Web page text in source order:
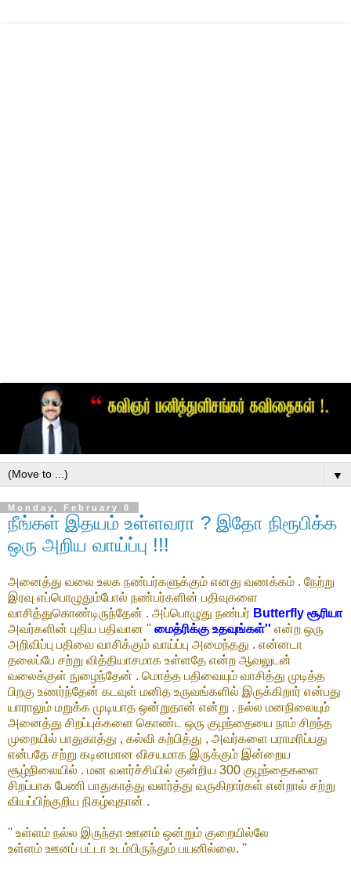
▼
Monday, February 8
நீங்கள் இதயம் உள்ளவரா ? இதோ நிரூபிக்க
ஒரு அறிய வாய்ப்பு !!!
அனைத்து வலை உலக நண்பர்களுக்கும் எனது வணக்கம் . நேற்று
இரவு எப்பொழுதும்போல் நண்பர்களின் பதிவுகளை
வாசித்துகொண்டிருந்தேன் . அப்பொழுது நண்பர் Butterfly சூரியா
அவர்களின் புதிய பதிவான '' மைத்ரிக்கு உதவுங்கள்'' என்ற ஒரு
அறிவிப்பு பதிவை வாசிக்கும் வாய்ப்பு அமைந்தது . என்னடா
தலைப்பே சற்று வித்தியாசமாக உள்ளதே என்ற ஆவலுடன்
வலைக்குள் நுழைந்தேன் . மொத்த பதிவையும் வாசித்து முடித்த
பிறகு உணர்ந்தேன் கடவுள் மனித உருவங்களில் இருக்கிறார் என்பது
யாராலும் மறுக்க முடியாத ஒன்றுதான் என்று . நல்ல மனநிலையும்
அனைத்து சிறப்புக்களை கொண்ட ஒரு குழந்தையை நாம் சிறந்த
முறையில் பாதுகாத்து , கல்வி கற்பித்து , அவர்களை பராமரிப்பது
என்பதே சற்று கடினமான விசயமாக இருக்கும் இன்றைய
சூழ்நிலையில் . மன வளர்ச்சியில் குன்றிய 300 குழந்தைகளை
சிறப்பாக பேணி பாதுகாத்து வளர்த்து வருகிறார்கள் என்றால் சற்று
வியப்பிற்குறிய நிகழ்வுதான் .
'' உள்ளம் நல்ல இருந்தா ஊனம் ஒன்றும் குறையில்லே
உள்ளம் ஊனப் பட்டா உடம்பிருந்தும் பயனில்லை. ''